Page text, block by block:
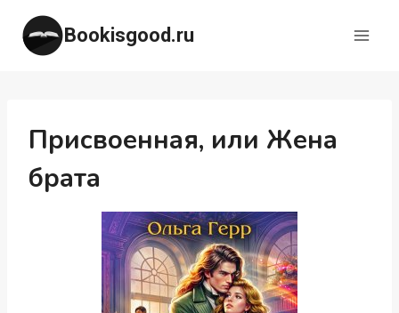
Перейти
содержимому
Bookisgood.ru
Присвоенная, или Жена
брата